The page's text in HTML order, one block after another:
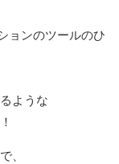
ョンのツールのひ
ような
、